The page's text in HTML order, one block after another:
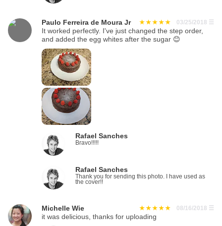
Paulo Ferreira de Moura Jr 03/25/2018 ☰
It worked perfectly. I've just changed the step order,
and added the egg whites after the sugar 😊
Rafael Sanches
Bravo!!!!!
Rafael Sanches
Thank you for sending this photo. I have used as
the cover!!
Michelle Wie 08/16/2018 ☰
it was delicious, thanks for uploading